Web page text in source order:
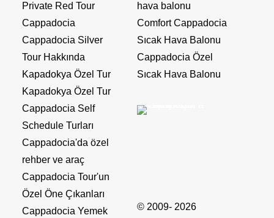
Private Red Tour
Cappadocia
Cappadocia Silver
Tour Hakkında
Kapadokya Özel Tur
Kapadokya Özel Tur
Cappadocia Self
Schedule Turları
Cappadocia'da özel
rehber ve araç
Cappadocia Tour'un
Özel Öne Çıkanları
Cappadocia Yemek
hava balonu
Comfort Cappadocia
Sıcak Hava Balonu
Cappadocia Özel
Sıcak Hava Balonu
© 2009- 2026